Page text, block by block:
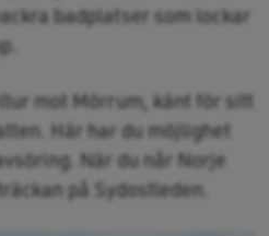
badplatser som lockar
mot Mörrum, känt för sitt
Här har du möjlighet
När du når Norje
på Sydostleden.